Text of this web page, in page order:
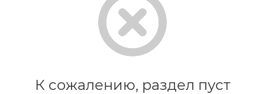
К сожалению, раздел пуст